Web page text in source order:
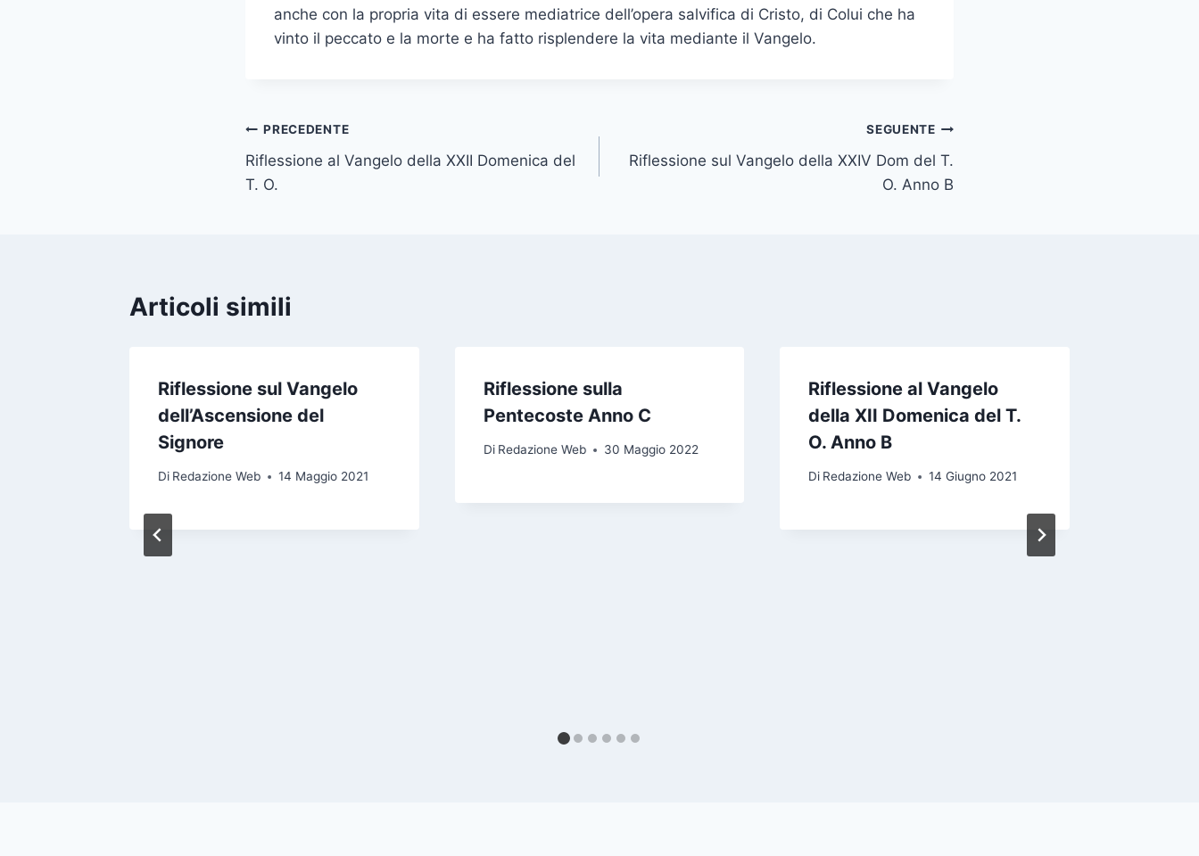
anche con la propria vita di essere mediatrice dell’opera salvifica di Cristo, di Colui che ha
vinto il peccato e la morte e ha fatto risplendere la vita mediante il Vangelo.
PRECEDENTE
Riflessione al Vangelo della XXII Domenica del
T. O.
SEGUENTE
Riflessione sul Vangelo della XXIV Dom del T.
O. Anno B
Articoli simili
Riflessione sul Vangelo
dell’Ascensione del
Signore
Di Redazione Web 14 Maggio 2021
Riflessione sulla
Pentecoste Anno C
Di Redazione Web 30 Maggio 2022
Riflessione al Vangelo
della XII Domenica del T.
O. Anno B
Di Redazione Web 14 Giugno 2021